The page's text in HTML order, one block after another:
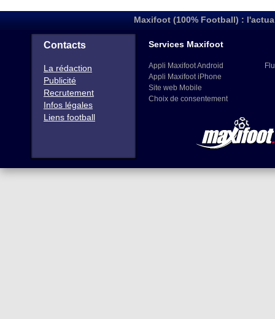
Maxifoot (100% Football) :
Contacts
La rédaction
Publicité
Recrutement
Infos légales
Liens football
Services Maxifoot
Appli Maxifoot Android
Appli Maxifoot iPhone
Site web Mobile
Choix de consentement